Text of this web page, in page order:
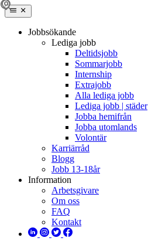
Jobbsökande
Lediga jobb
Deltidsjobb
Sommarjobb
Internship
Extrajobb
Alla lediga jobb
Lediga jobb | städer
Jobba hemifrån
Jobba utomlands
Volontär
Karriärråd
Blogg
Jobb 13-18år
Information
Arbetsgivare
Om oss
FAQ
Kontakt